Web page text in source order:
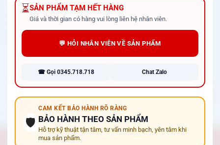
⏳SẢN PHẨM TẠM HẾT HÀNG
Giá và thời gian có hàng vui lòng liên hệ nhân viên.
💬 HỎI NHÂN VIÊN VỀ SẢN PHẨM
☎ Gọi 0345.718.718 Chat Zalo
🛡️
CAM KẾT BẢO HÀNH RÕ RÀNG
BẢO HÀNH THEO SẢN PHẨM
Hỗ trợ kỹ thuật tận tâm, tư vấn minh bạch, yên tâm khi
mua sản phẩm.